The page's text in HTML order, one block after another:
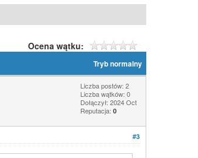
Ocena wątku:
Tryb normalny
Liczba postów: 2
Liczba wątków: 0
Dołączył: 2024 Oct
Reputacja: 0
#3